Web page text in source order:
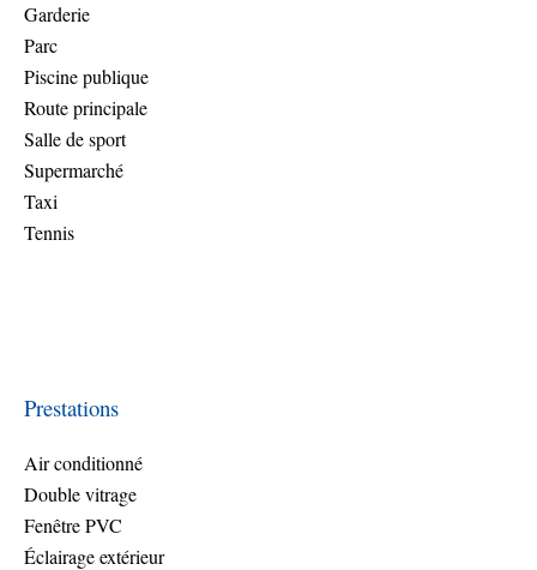
Garderie
Parc
Piscine publique
Route principale
Salle de sport
Supermarché
Taxi
Tennis
Prestations
Air conditionné
Double vitrage
Fenêtre PVC
Éclairage extérieur